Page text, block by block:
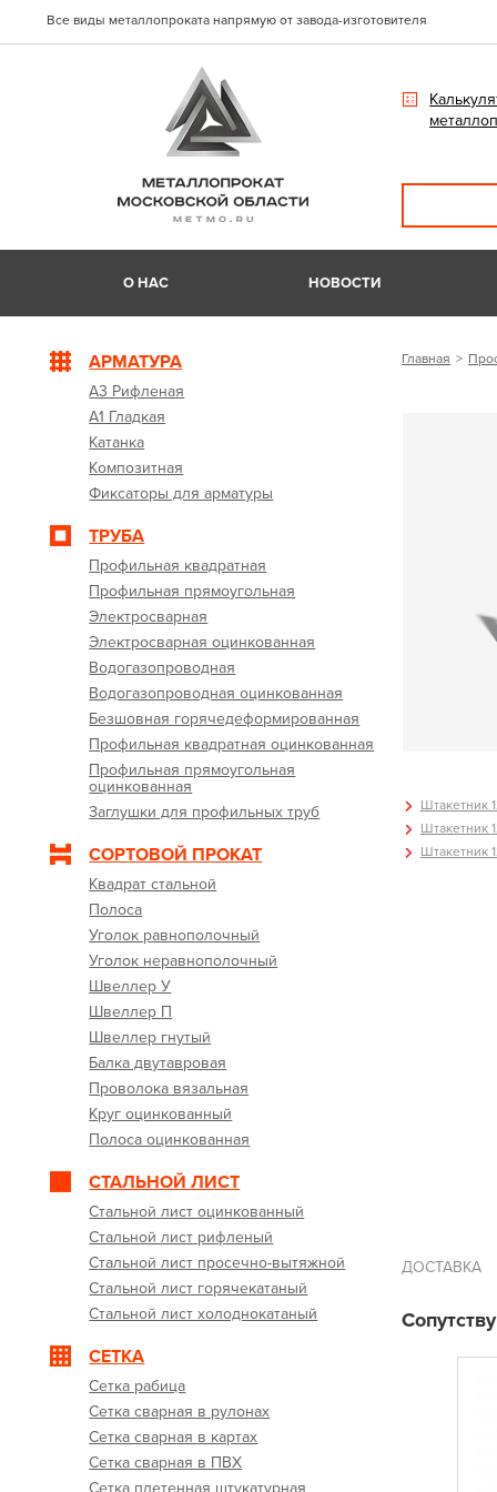
Все виды металлопроката напрямую от завода-изготовителя
О НАС НОВОСТИ
АРМАТУРА
А3 Рифленая
А1 Гладкая
Катанка
Композитная
Фиксаторы для арматуры
ТРУБА
Профильная квадратная
Профильная прямоугольная
Электросварная
Электросварная оцинкованная
Водогазопроводная
Водогазопроводная оцинкованная
Безшовная горячедеформированная
Профильная квадратная оцинкованная
Профильная прямоугольная
оцинкованная
Заглушки для профильных труб
СОРТОВОЙ ПРОКАТ
Квадрат стальной
Полоса
Уголок равнополочный
Уголок неравнополочный
Швеллер У
Швеллер П
Швеллер гнутый
Балка двутавровая
Проволока вязальная
Круг оцинкованный
Полоса оцинкованная
СТАЛЬНОЙ ЛИСТ
Стальной лист оцинкованный
Стальной лист рифленый
Стальной лист просечно-вытяжной
Стальной лист горячекатаный
Стальной лист холоднокатаный
СЕТКА
Сетка рабица
Сетка сварная в рулонах
Сетка сварная в картах
Сетка сварная в ПВХ
Сетка плетенная штукатурная
Главная
Штакетник
Штакетник
Штакетник
ДОСТАВКА